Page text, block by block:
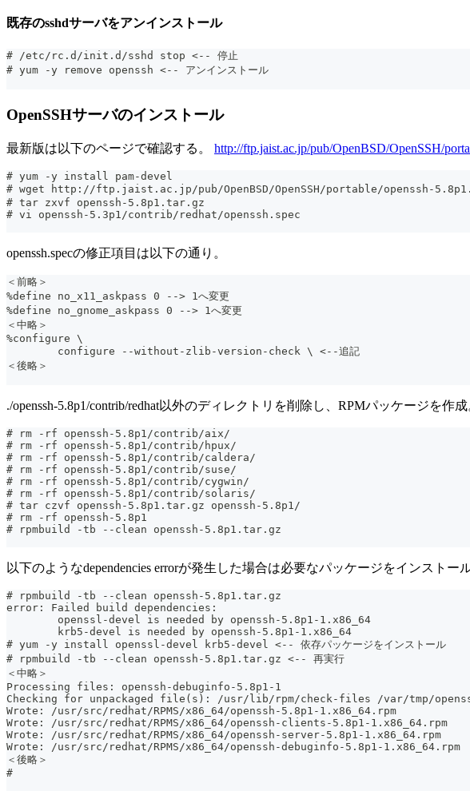
既存のsshdサーバをアンインストール
# /etc/rc.d/init.d/sshd stop <-- 停止
# yum -y remove openssh <-- アンインストール
OpenSSHサーバのインストール
最新版は以下のページで確認する。 http://ftp.jaist.ac.jp/pub/OpenBSD/OpenSSH/
# yum -y install pam-devel
# wget http://ftp.jaist.ac.jp/pub/OpenBSD/OpenSSH/portable/openssh-
# tar zxvf openssh-5.8p1.tar.gz
# vi openssh-5.3p1/contrib/redhat/openssh.spec
openssh.specの修正項目は以下の通り。
＜前略＞
%define no_x11_askpass 0 --> 1へ変更
%define no_gnome_askpass 0 --> 1へ変更
＜中略＞
%configure \
	configure --without-zlib-version-check \ <--追記
＜後略＞
./openssh-5.8p1/contrib/redhat以外のディレクトリを削除し、RPMパッケージを作成
# rm -rf openssh-5.8p1/contrib/aix/
# rm -rf openssh-5.8p1/contrib/hpux/
# rm -rf openssh-5.8p1/contrib/caldera/
# rm -rf openssh-5.8p1/contrib/suse/
# rm -rf openssh-5.8p1/contrib/cygwin/
# rm -rf openssh-5.8p1/contrib/solaris/
# tar czvf openssh-5.8p1.tar.gz openssh-5.8p1/
# rm -rf openssh-5.8p1
# rpmbuild -tb --clean openssh-5.8p1.tar.gz
以下のようなdependencies errorが発生した場合は必要なパッケージをインストー
# rpmbuild -tb --clean openssh-5.8p1.tar.gz
error: Failed build dependencies:
        openssl-devel is needed by openssh-5.8p1-1.x86_64
        krb5-devel is needed by openssh-5.8p1-1.x86_64
# yum -y install openssl-devel krb5-devel <-- 依存パッケージをインストール
# rpmbuild -tb --clean openssh-5.8p1.tar.gz <-- 再実行
＜中略＞
Processing files: openssh-debuginfo-5.8p1-1
Checking for unpackaged file(s): /usr/lib/rpm/check-files /var/tmp/
Wrote: /usr/src/redhat/RPMS/x86_64/openssh-5.8p1-1.x86_64.rpm
Wrote: /usr/src/redhat/RPMS/x86_64/openssh-clients-5.8p1-1.x86_64.rpm
Wrote: /usr/src/redhat/RPMS/x86_64/openssh-server-5.8p1-1.x86_64.rpm
Wrote: /usr/src/redhat/RPMS/x86_64/openssh-debuginfo-5.8p1-1.x86_64.rpm
＜後略＞
#